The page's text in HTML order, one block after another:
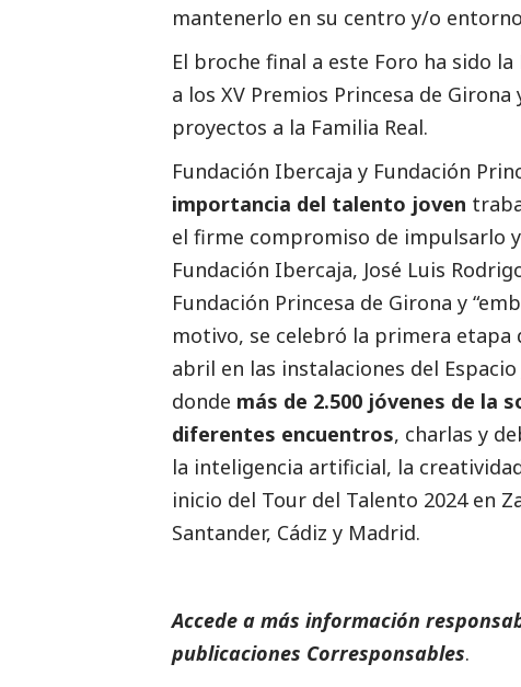
mantenerlo en su centro y/o
El broche final a este Foro ha sido la
a los XV Premios Princesa de
proyectos a la Familia Real.
Fundación Ibercaja y Fundación
importancia del talento joven
el firme compromiso de impulsarlo
Fundación Ibercaja, José Luis
Fundación Princesa de Girona y
motivo, se celebró la primera etapa
abril en las instalaciones del
donde más de 2.500 jóvenes de la
diferentes encuentros, charlas y
la inteligencia artificial, la
inicio del Tour del Talento 2024 en
Santander, Cádiz y Madrid.
Accede a más información
publicaciones Corresponsables.